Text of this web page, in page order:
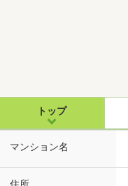
トップ
マンション名